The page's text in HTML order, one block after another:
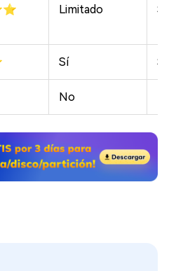
Limitado Sí
Sí Sí
No